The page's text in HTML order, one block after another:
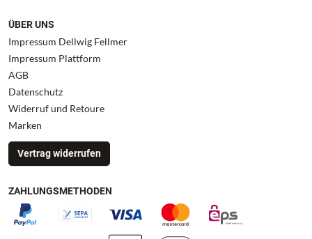
ÜBER UNS
Impressum Dellwig Fellmer
Impressum Plattform
AGB
Datenschutz
Widerruf und Retoure
Marken
Vertrag widerrufen
ZAHLUNGSMETHODEN